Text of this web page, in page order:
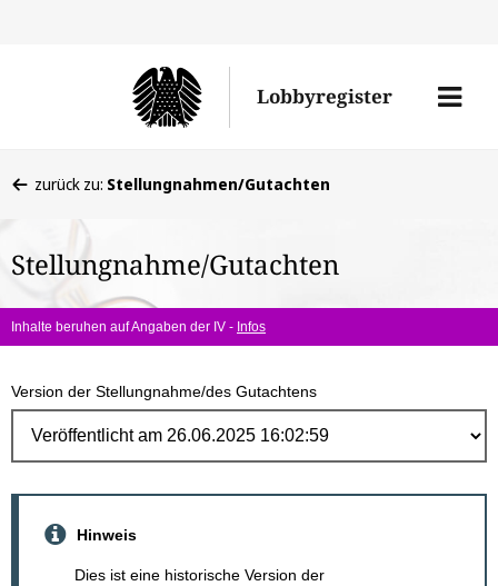
Lobbyregister
Menü
befinden
hier:
zurück zu: Stellungnahmen/Gutachten
Stellungnahme/Gutachten
Inhalte beruhen auf Angaben der IV - Infos
Version der Stellungnahme/des Gutachtens
Hinweis
Dies ist eine historische Version der